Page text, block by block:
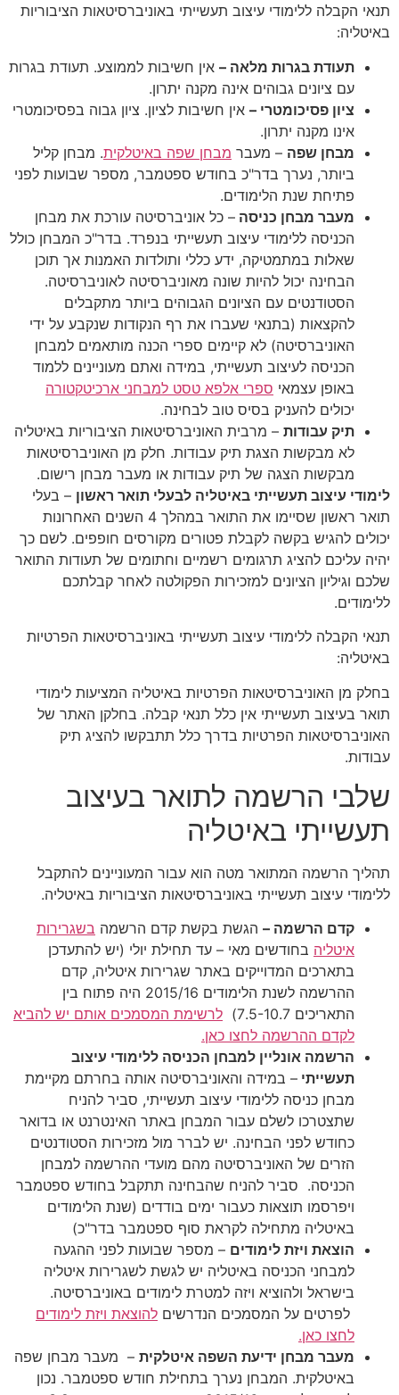
תנאי הקבלה ללימודי עיצוב תעשייתי באוניברסיטאות הציבוריות
באיטליה:
תעודת בגרות מלאה – אין חשיבות לממוצע. תעודת בגרות
עם ציונים גבוהים אינה מקנה יתרון.
ציון פסיכומטרי – אין חשיבות לציון. ציון גבוה בפסיכומטרי
אינו מקנה יתרון.
מבחן שפה – מעבר מבחן שפה באיטלקית. מבחן קליל
ביותר, נערך בדר"כ בחודש ספטמבר, מספר שבועות לפני
פתיחת שנת הלימודים.
מעבר מבחן כניסה – כל אוניברסיטה עורכת את מבחן
הכניסה ללימודי עיצוב תעשייתי בנפרד. בדר"כ המבחן כולל
שאלות במתמטיקה, ידע כללי ותולדות האמנות אך תוכן
הבחינה יכול להיות שונה מאוניברסיטה לאוניברסיטה.
הסטודנטים עם הציונים הגבוהים ביותר מתקבלים
להקצאות (בתנאי שעברו את רף הנקודות שנקבע על ידי
האוניברסיטה) לא קיימים ספרי הכנה מותאמים למבחן
הכניסה לעיצוב תעשייתי, במידה ואתם מעוניינים ללמוד
באופן עצמאי ספרי אלפא טסט למבחני ארכיטקטורה
יכולים להעניק בסיס טוב לבחינה.
תיק עבודות – מרבית האוניברסיטאות הציבוריות באיטליה
לא מבקשות הצגת תיק עבודות. חלק מן האוניברסיטאות
מבקשות הצגה של תיק עבודות או מעבר מבחן רישום.
לימודי עיצוב תעשייתי באיטליה לבעלי תואר ראשון – בעלי
תואר ראשון שסיימו את התואר במהלך 4 השנים האחרונות
יכולים להגיש בקשה לקבלת פטורים מקורסים חופפים. לשם כך
יהיה עליכם להציג תרגומים רשמיים וחתומים של תעודות התואר
שלכם וגיליון הציונים למזכירות הפקולטה לאחר קבלתכם
ללימודים.
תנאי הקבלה ללימודי עיצוב תעשייתי באוניברסיטאות הפרטיות
באיטליה:
בחלק מן האוניברסיטאות הפרטיות באיטליה המציעות לימודי
תואר בעיצוב תעשייתי אין כלל תנאי קבלה. בחלקן האתר של
האוניברסיטאות הפרטיות בדרך כלל תתבקשו להציג תיק
עבודות.
שלבי הרשמה לתואר בעיצוב
תעשייתי באיטליה
תהליך הרשמה המתואר מטה הוא עבור המעוניינים להתקבל
ללימודי עיצוב תעשייתי באוניברסיטאות הציבוריות באיטליה.
קדם הרשמה – הגשת בקשת קדם הרשמה בשגרירות
איטליה בחודשים מאי – עד תחילת יולי (יש להתעדכן
בתארכים המדוייקים באתר שגרירות איטליה, קדם
ההרשמה לשנת הלימודים 2015/16 היה פתוח בין
התאריכים 7.5-10.7)
לרשימת המסמכים אותם יש להביא
לקדם ההרשמה לחצו כאן.
הרשמה אונליין למבחן הכניסה ללימודי עיצוב
תעשייתי – במידה והאוניברסיטה אותה בחרתם מקיימת
מבחן כניסה ללימודי עיצוב תעשייתי, סביר להניח
שתצטרכו לשלם עבור המבחן באתר האינטרנט או בדואר
כחודש לפני הבחינה. יש לברר מול מזכירות הסטודנטים
הזרים של האוניברסיטה מהם מועדי ההרשמה למבחן
הכניסה. סביר להניח שהבחינה תתקבל בחודש ספטמבר
ויפרסמו תוצאות כעבור ימים בודדים (שנת הלימודים
באיטליה מתחילה לקראת סוף ספטמבר בדר"כ)
הוצאת ויזת לימודים – מספר שבועות לפני ההגעה
למבחני הכניסה באיטליה יש לגשת לשגרירות איטליה
בישראל ולהוציא ויזה למטרת לימודים באוניברסיטה.
לפרטים על המסמכים הנדרשים להוצאת ויזת לימודים
לחצו כאן.
מעבר מבחן ידיעת השפה איטלקית – מעבר מבחן שפה
באיטלקית. המבחן נערך בתחילת חודש ספטמבר. נכון